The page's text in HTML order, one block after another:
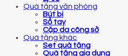
Quà tặng văn phòng
Bút bi
Sổ tay
Cặp da công sở
Quà tặng khác
Set quà tặng
Quà tặng gia dụng